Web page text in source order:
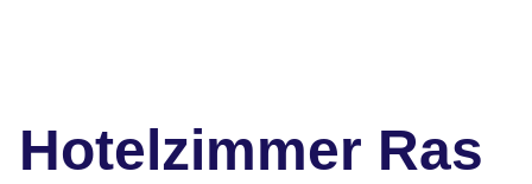
Hotelzimmer Ras